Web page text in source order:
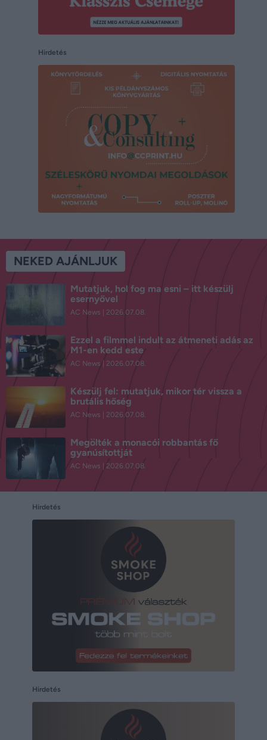
Hirdetés
NEKED AJÁNLJUK
Mutatjuk, hol fog ma esni – itt készülj
esernyővel
AC News 2026.07.08.
Ezzel a filmmel indult az átmeneti adás az
M1-en kedd este
AC News 2026.07.08.
Készülj fel: mutatjuk, mikor tér vissza a
brutális hőség
AC News 2026.07.08.
Megölték a monacói robbantás fő
gyanúsítottját
AC News 2026.07.08.
Hirdetés
Hirdetés